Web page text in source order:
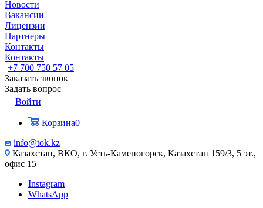
Новости
Вакансии
Лицензии
Партнеры
Контакты
Контакты
+7 700 750 57 05
Заказать звонок
Задать вопрос
Войти
Корзина0
info@tok.kz
Казахстан, ВКО, г. Усть-Каменогорск, Казахстан 159/3, 5 эт.,
офис 15
Instagram
WhatsApp